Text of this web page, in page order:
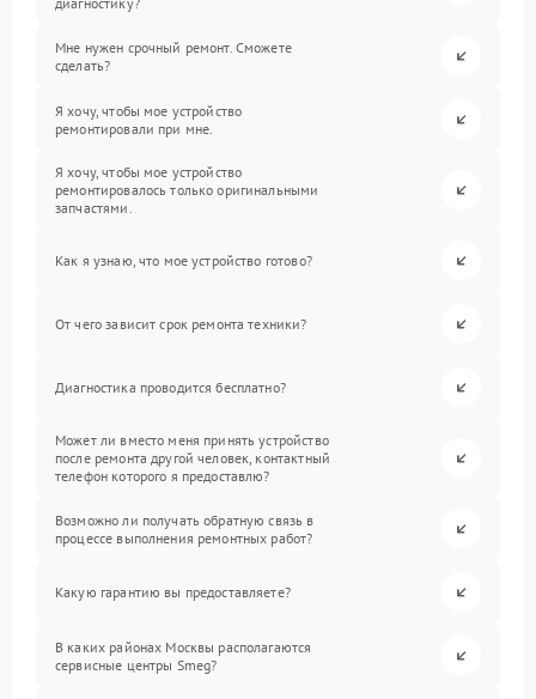
Мне нужен срочный ремонт. Сможете
сделать?
Я хочу, чтобы мое устройство
ремонтировали при мне.
Я хочу, чтобы мое устройство
ремонтировалось только оригинальными
запчастями.
Как я узнаю, что мое устройство готово?
От чего зависит срок ремонта техники?
Диагностика проводится бесплатно?
Может ли вместо меня принять устройство
после ремонта другой человек, контактный
телефон которого я предоставлю?
Возможно ли получать обратную связь в
процессе выполнения ремонтных работ?
Какую гарантию вы предоставляете?
В каких районах Москвы располагаются
сервисные центры Smeg?